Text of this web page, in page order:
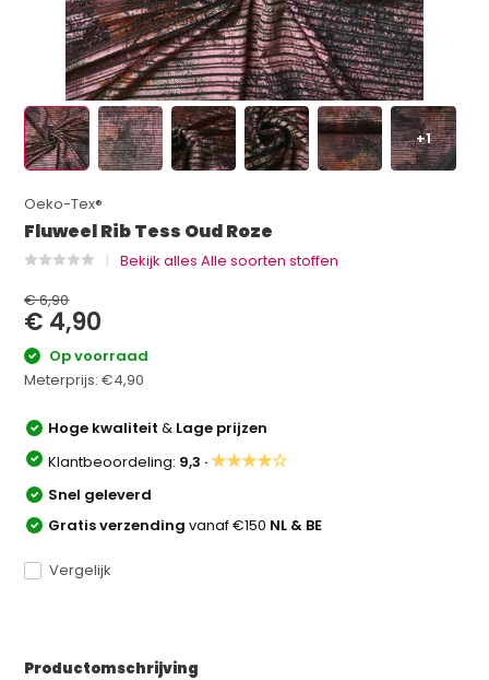
+1
Oeko-Tex®
Fluweel Rib Tess Oud Roze
Bekijk alles Alle soorten stoffen
€ 6,90
€ 4,90
Op voorraad
Meterprijs:€4,90
Hoge kwaliteit& Lage prijzen
Klantbeoordeling: 9,3 ·★★★★☆
Snel geleverd
Gratis verzendingvanaf €150 NL & BE
Vergelijk
Productomschrijving